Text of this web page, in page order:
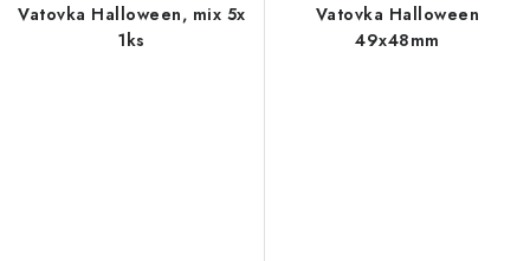
Vatovka Halloween, mix 5x
1ks
Vatovka Halloween
49x48mm